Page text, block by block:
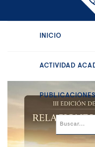
INICIO
ACTIVIDAD